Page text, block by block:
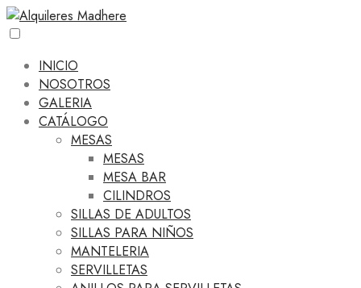
INICIO
NOSOTROS
GALERIA
CATÁLOGO
MESAS
MESAS
MESA BAR
CILINDROS
SILLAS DE ADULTOS
SILLAS PARA NIÑOS
MANTELERIA
SERVILLETAS